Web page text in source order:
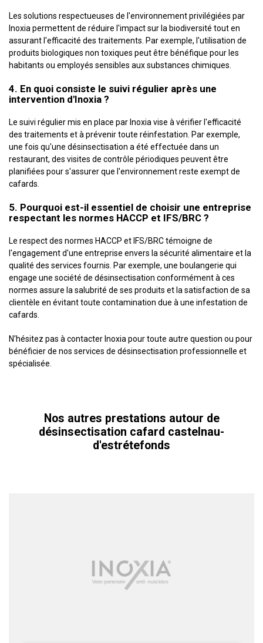
Les solutions respectueuses de l'environnement privilégiées par
Inoxia permettent de réduire l'impact sur la biodiversité tout en
assurant l'efficacité des traitements. Par exemple, l'utilisation de
produits biologiques non toxiques peut être bénéfique pour les
habitants ou employés sensibles aux substances chimiques.
4. En quoi consiste le suivi régulier après une
intervention d'Inoxia ?
Le suivi régulier mis en place par Inoxia vise à vérifier l'efficacité
des traitements et à prévenir toute réinfestation. Par exemple,
une fois qu'une désinsectisation a été effectuée dans un
restaurant, des visites de contrôle périodiques peuvent être
planifiées pour s'assurer que l'environnement reste exempt de
cafards.
5. Pourquoi est-il essentiel de choisir une entreprise
respectant les normes HACCP et IFS/BRC ?
Le respect des normes HACCP et IFS/BRC témoigne de
l'engagement d'une entreprise envers la sécurité alimentaire et la
qualité des services fournis. Par exemple, une boulangerie qui
engage une société de désinsectisation conformément à ces
normes assure la salubrité de ses produits et la satisfaction de sa
clientèle en évitant toute contamination due à une infestation de
cafards.
N'hésitez pas à contacter Inoxia pour toute autre question ou pour
bénéficier de nos services de désinsectisation professionnelle et
spécialisée.
Nos autres prestations autour de
désinsectisation cafard castelnau-
d'estrétefonds